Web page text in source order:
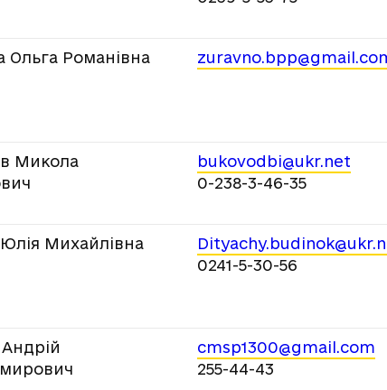
Ольга Романівна
Микола
bukovodbi@ukr.net
0-238-3-46-35
Михайлівна
0241-5-30-56
cmsp1300@gmail.com
255-44-43